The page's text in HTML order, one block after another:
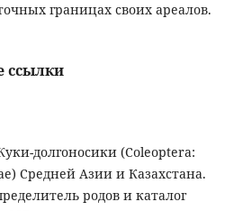
границах своих ареалов.
ссылки
долгоносики (Coleoptera:
Средней Азии и Казахстана.
родов и каталог